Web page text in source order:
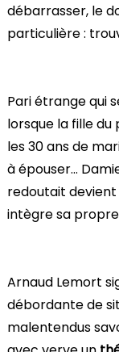
débarrasser, le
particulière :
Pari étrange qui
lorsque la fille
les 30 ans de
à épouser…
redoutait
intègre sa
Arnaud Lemort
débordante de
malentendus